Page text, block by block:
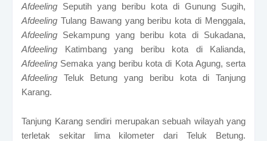
Afdeeling Seputih yang beribu kota di Gunung Sugih,
Afdeeling Tulang Bawang yang beribu kota di Menggala,
Afdeeling Sekampung yang beribu kota di Sukadana,
Afdeeling Katimbang yang beribu kota di Kalianda,
Afdeeling Semaka yang beribu kota di Kota Agung, serta
Afdeeling Teluk Betung yang beribu kota di Tanjung
Karang.
Tanjung Karang sendiri merupakan sebuah wilayah yang
terletak sekitar lima kilometer dari Teluk Betung.